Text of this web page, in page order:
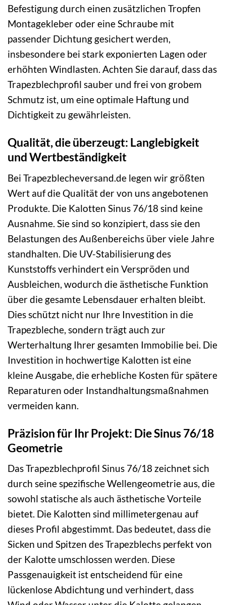
Befestigung durch einen zusätzlichen Tropfen
Montagekleber oder eine Schraube mit
passender Dichtung gesichert werden,
insbesondere bei stark exponierten Lagen oder
erhöhten Windlasten. Achten Sie darauf, dass das
Trapezblechprofil sauber und frei von grobem
Schmutz ist, um eine optimale Haftung und
Dichtigkeit zu gewährleisten.
Qualität, die überzeugt: Langlebigkeit
und Wertbeständigkeit
Bei Trapezblecheversand.de legen wir größten
Wert auf die Qualität der von uns angebotenen
Produkte. Die Kalotten Sinus 76/18 sind keine
Ausnahme. Sie sind so konzipiert, dass sie den
Belastungen des Außenbereichs über viele Jahre
standhalten. Die UV-Stabilisierung des
Kunststoffs verhindert ein Verspröden und
Ausbleichen, wodurch die ästhetische Funktion
über die gesamte Lebensdauer erhalten bleibt.
Dies schützt nicht nur Ihre Investition in die
Trapezbleche, sondern trägt auch zur
Werterhaltung Ihrer gesamten Immobilie bei. Die
Investition in hochwertige Kalotten ist eine
kleine Ausgabe, die erhebliche Kosten für spätere
Reparaturen oder Instandhaltungsmaßnahmen
vermeiden kann.
Präzision für Ihr Projekt: Die Sinus 76/18
Geometrie
Das Trapezblechprofil Sinus 76/18 zeichnet sich
durch seine spezifische Wellengeometrie aus, die
sowohl statische als auch ästhetische Vorteile
bietet. Die Kalotten sind millimetergenau auf
dieses Profil abgestimmt. Das bedeutet, dass die
Sicken und Spitzen des Trapezblechs perfekt von
der Kalotte umschlossen werden. Diese
Passgenauigkeit ist entscheidend für eine
lückenlose Abdichtung und verhindert, dass